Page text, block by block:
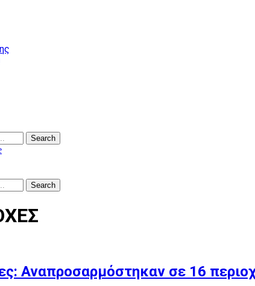
Search
Search
Αναπροσαρμόστηκαν σε 16